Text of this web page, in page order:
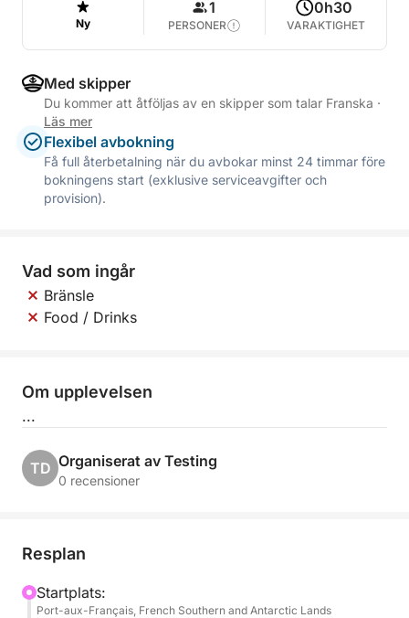
Ny
1
PERSONER
0h30
VARAKTIGHET
Med skipper
Du kommer att åtföljas av en skipper som talar Franska ·
Läs mer
Flexibel avbokning
Få full återbetalning när du avbokar minst 24 timmar före
bokningens start (exklusive serviceavgifter och
provision).
Vad som ingår
Bränsle
Food / Drinks
Om upplevelsen
...
TD Organiserat av Testing
0 recensioner
Resplan
Startplats:
Port-aux-Français, French Southern and Antarctic Lands